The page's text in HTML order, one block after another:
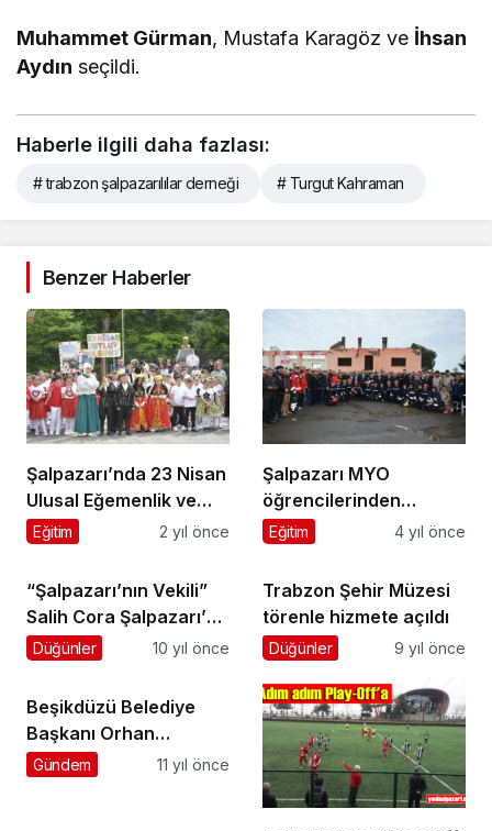
Muhammet Gürman, Mustafa Karagöz ve İhsan
Aydın seçildi.
Haberle ilgili daha fazlası:
# trabzon şalpazarılılar derneği # Turgut Kahraman
Benzer Haberler
Şalpazarı’nda 23 Nisan
Ulusal Eğemenlik ve
Çocuk Bayramı
Eğitim 2 yıl önce
Şalpazarı MYO
öğrencilerinden
Beşikdüzü’nde nefes
Eğitim 4 yıl önce
“Şalpazarı’nın Vekili”
Salih Cora Şalpazarı’na
geldi
Düğünler 10 yıl önce
Trabzon Şehir Müzesi
törenle hizmete açıldı
Düğünler 9 yıl önce
Beşikdüzü Belediye
Başkanı Orhan
Bıçakçıoğlu
Gündem 11 yıl önce